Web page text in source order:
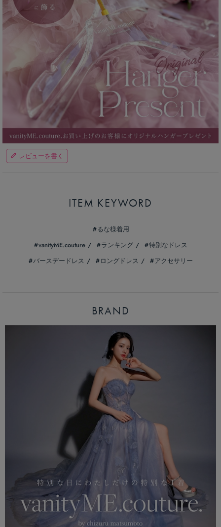
レビューを書く
ITEM KEYWORD
るな様着用
vanityME.couture
ランキング
特別なドレス
バースデードレス
ロングドレス アクセサリー
BRAND